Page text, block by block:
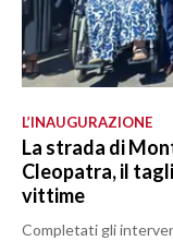
L’INAUGURAZIONE
La strada di
Cleopatra, il
vittime
Completati gli